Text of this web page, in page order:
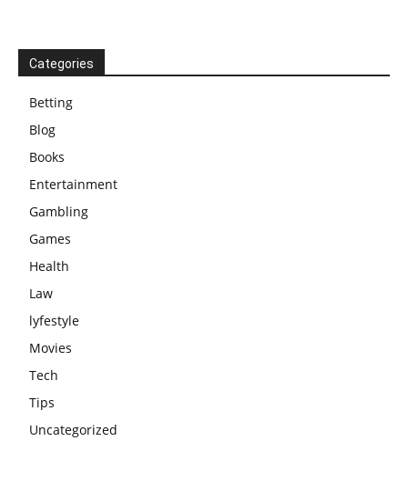
Categories
Betting
Blog
Books
Entertainment
Gambling
Games
Health
Law
lyfestyle
Movies
Tech
Tips
Uncategorized